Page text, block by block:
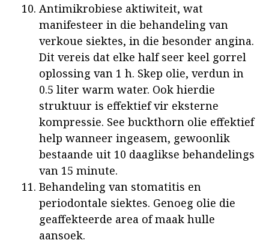
Antimikrobiese aktiwiteit, wat
manifesteer in die behandeling van
verkoue siektes, in die besonder angina.
Dit vereis dat elke half seer keel gorrel
oplossing van 1 h. Skep olie, verdun in
0.5 liter warm water. Ook hierdie
struktuur is effektief vir eksterne
kompressie. See buckthorn olie effektief
help wanneer ingeasem, gewoonlik
bestaande uit 10 daaglikse behandelings
van 15 minute.
Behandeling van stomatitis en
periodontale siektes. Genoeg olie die
geaffekteerde area of maak hulle
aansoek.